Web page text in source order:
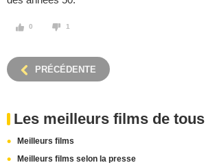
0 1
PRÉCÉDENTE
Les meilleurs films de
Meilleurs films
Meilleurs films selon la presse